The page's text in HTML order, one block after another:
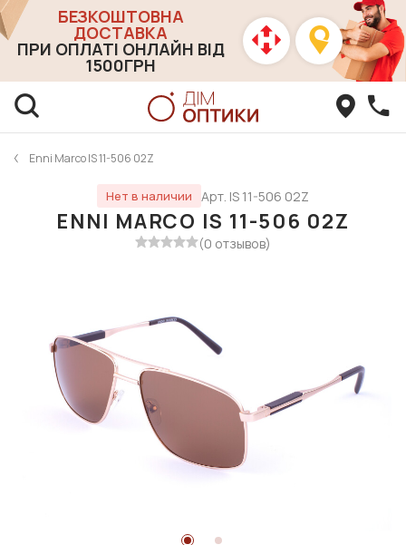
БЕЗКОШТОВНА
ДОСТАВКА
ПРИ ОПЛАТІ ОНЛАЙН ВІД
1500ГРН
Enni Marco IS 11-506 02Z
Нет в наличии Арт. IS 11-506 02Z
ENNI MARCO IS 11-506 02Z
(0 отзывов)